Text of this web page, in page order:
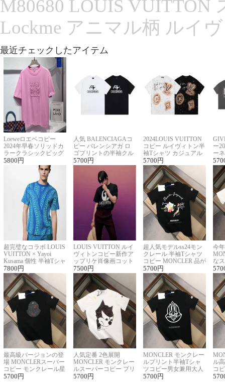
M80680 LOUIS VUITTON
Lockme アニマル柄 ルイ
最近チェックしたアイテム
Loeweロエベコピー
2024年早春ソリッドカ
ラークラシックビッグ
ロゴ刺繍Tシャツ
5800 円
人気 BALENCIAGAコ
ピー バレンシアガ ロ
ゴプリントの半袖クル
ーネックTシャツ
5700 円
2024LOUIS VUITTON
コピー ルイヴィトン半
袖Tシャツ カジュアル
に馴染む 2色展開
5700 円
ー
ー
ー
超完璧なコラボ LOUIS
VUITTON × Yayoi
Kusama 個性 半袖Tシャ
ツコピー男女兼用
7800 円
LOUIS VUITTON ルイ
ヴィトンコピー新作ア
ップリケ肖像画コット
ンニット半袖Tシャツ
7500 円
超人気モデルss24モン
クレール 半袖Tシャツ
コピー MONCLER 品が
良く見た目
5700 円
今
な
ル
最高級バージョンの登
場 MONCLERスーパー
コピー モンクレール星
座半袖Tシャツ
5700 円
人気定番 2色展開
MONCLER モンクレー
ルスーパーコピー プリ
ント半袖Tシャツ
5700 円
MONCLER モンクレー
ルプリント半袖Tシャ
ツコピー男女兼用大人
可愛い春夏コーデ
5700 円
ル
コ
ィ